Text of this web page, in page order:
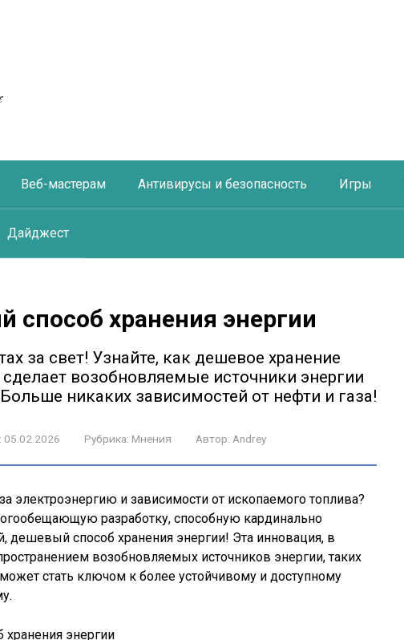
Веб-мастерам Антивирусы и безопасность Игры
Дайджест
хранения энергии
за свет! Узнайте, как дешевое хранение
возобновляемые источники энергии
никаких зависимостей от нефти и газа!
05.02.2026 Рубрика: Мнения Автор: Andrey
электроэнергию и зависимости от ископаемого топлива?
разработку, способную кардинально
дешевый способ хранения энергии! Эта инновация, в
возобновляемых источников энергии, таких
стать ключом к более устойчивому и доступному